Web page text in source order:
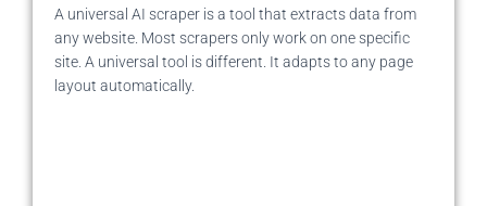
A universal AI scraper is a tool that extracts data from
any website. Most scrapers only work on one specific
site. A universal tool is different. It adapts to any page
layout automatically.